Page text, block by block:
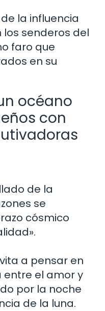
la influencia
senderos del
faro que
en su
océano
con
de la
se
cósmico
a pensar en
entre el amor y
por la noche
de la luna.